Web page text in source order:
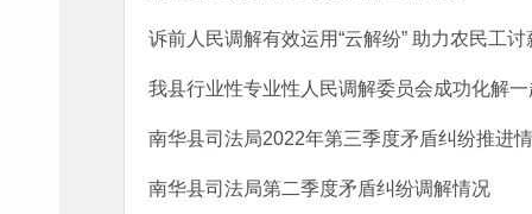
诉前人民调解有效运用“云解纷” 助力农民工讨
我县行业性专业性人民调解委员会成功化解
南华县司法局2022年第三季度矛盾纠纷推进
南华县司法局第二季度矛盾纠纷调解情况